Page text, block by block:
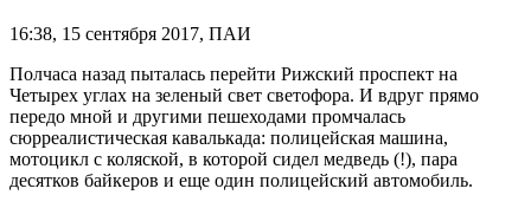
16:38, 15 сентября 2017, ПАИ
Полчаса назад пыталась перейти Рижский проспект на
Четырех углах на зеленый свет светофора. И вдруг прямо
передо мной и другими пешеходами промчалась
сюрреалистическая кавалькада: полицейская машина,
мотоцикл с коляской, в которой сидел медведь (!), пара
десятков байкеров и еще один полицейский автомобиль.